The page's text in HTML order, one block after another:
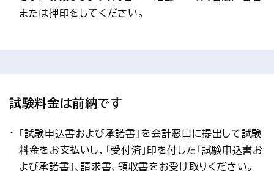
または押印をしてください。
試験料金は前納です
「試験申込書および承諾書」を会計窓口に提出して試験
料金をお支払いし、「受付済」印を付した「試験申込書お
よび承諾書」、請求書、領収書をお受け取りください。